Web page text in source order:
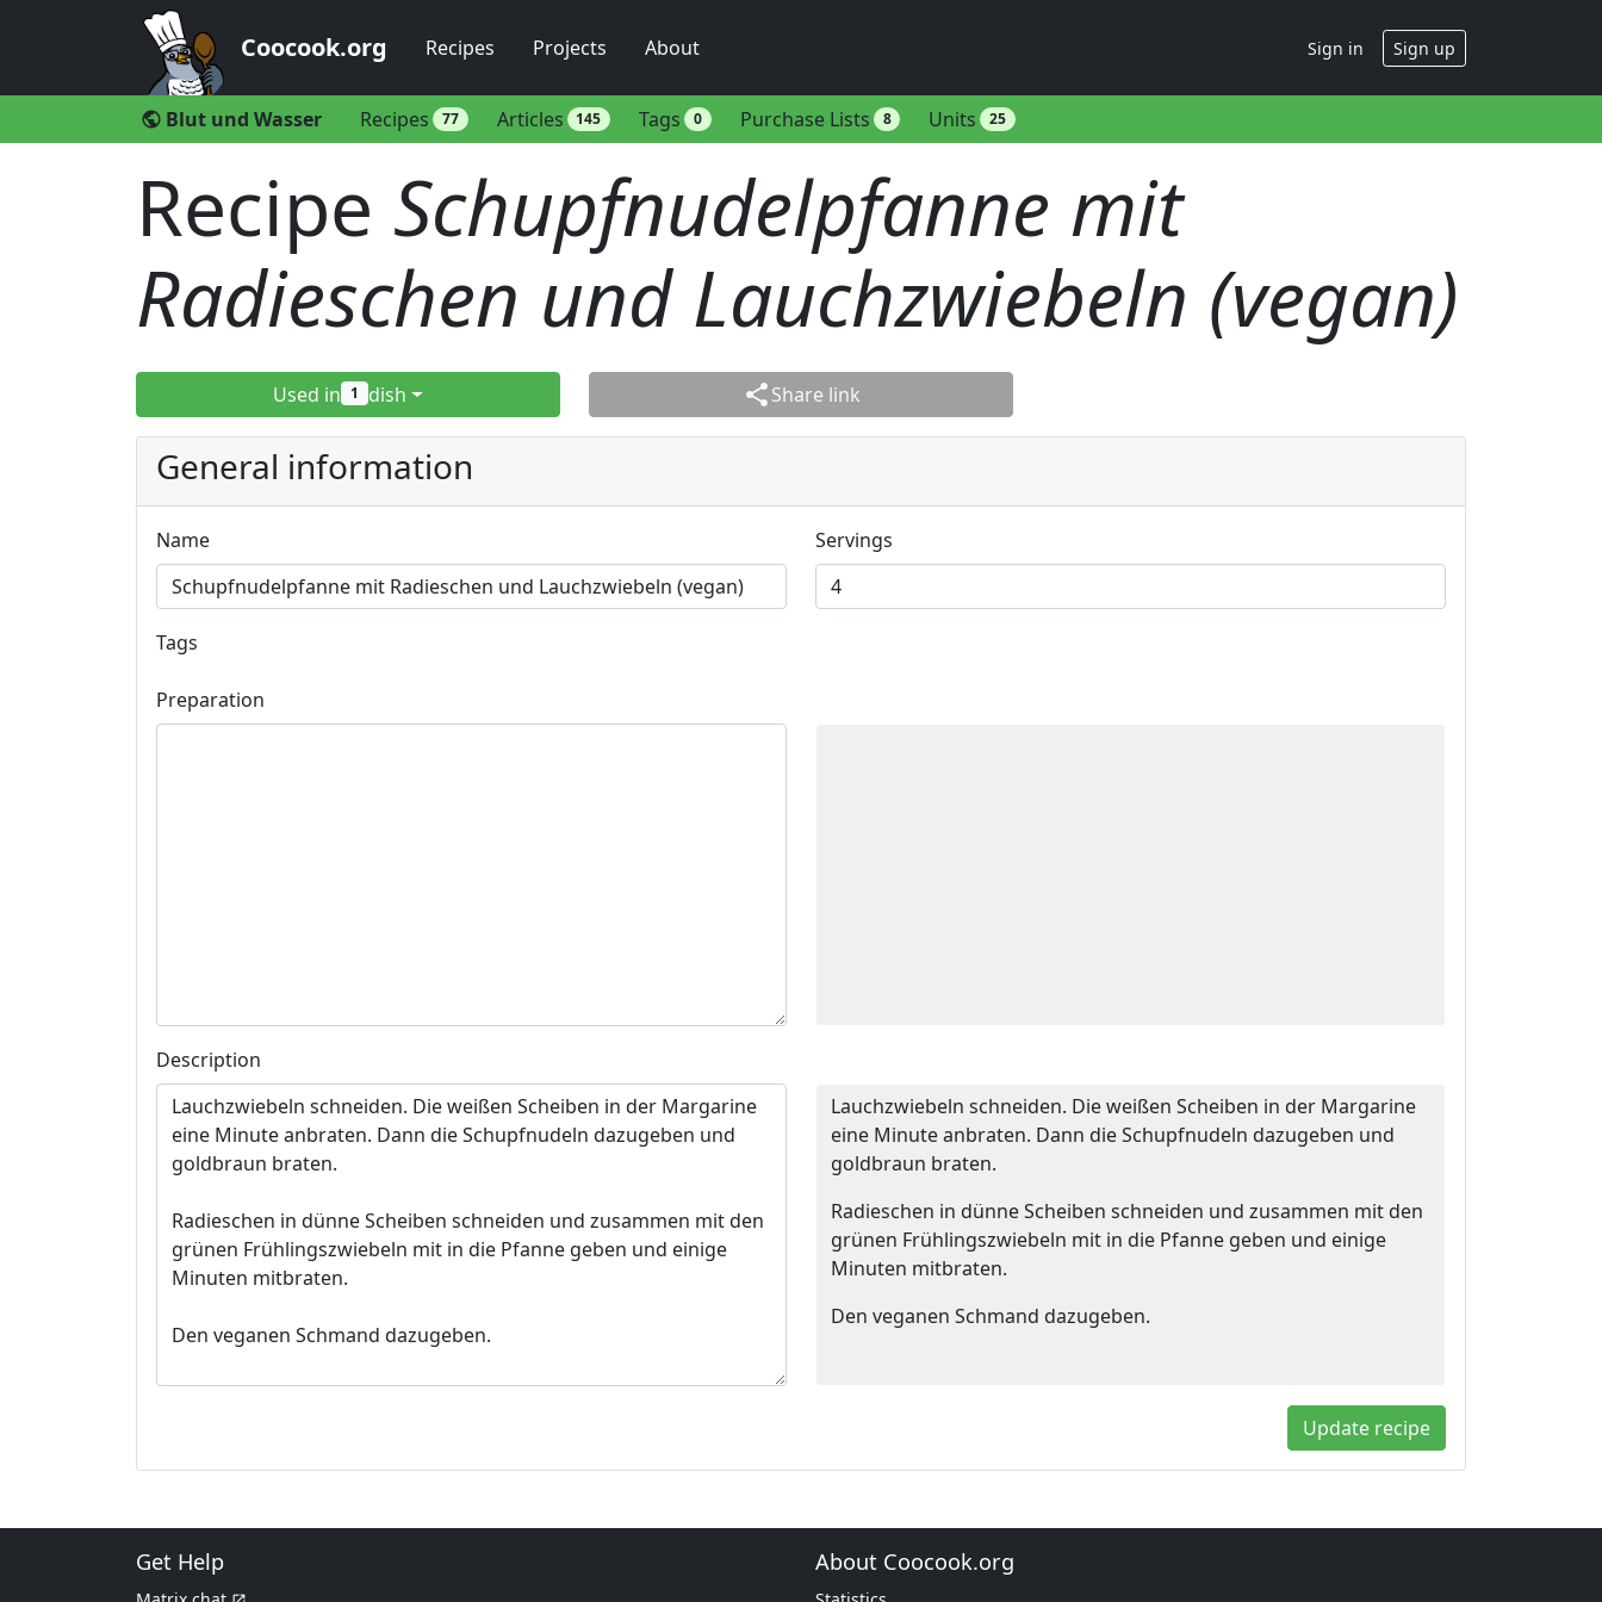
Coocook.org Recipes Projects About Sign in Sign up
public Blut und Wasser Recipes 77 Articles 145 Tags 0 Purchase Lists 8 Units 25
Recipe Schupfnudelpfanne mit
Radieschen und Lauchzwiebeln (vegan)
Used in 1 dish shareShare link
General information
Name Servings
Tags
Preparation
Description
Lauchzwiebeln schneiden. Die weißen Scheiben in der Margarine
eine Minute anbraten. Dann die Schupfnudeln dazugeben und
goldbraun braten.
Radieschen in dünne Scheiben schneiden und zusammen mit den
grünen Frühlingszwiebeln mit in die Pfanne geben und einige
Minuten mitbraten.
Den veganen Schmand dazugeben.
Update recipe
Get Help About Coocook.org